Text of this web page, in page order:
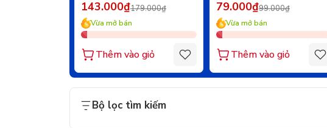
143.000₫179.000₫
Vừa mở bán
Thêm vào giỏ
79.000₫99.000₫
Vừa mở bán
Thêm vào giỏ
Bộ lọc tìm kiếm